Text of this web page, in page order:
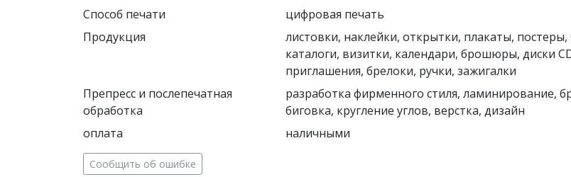
Способ печати
цифровая печать
Продукция
листовки, наклейки, открытки, плакаты, постеры,
каталоги, визитки, календари, брошюры, диски
приглашения, брелоки, ручки, зажигалки
Препресс и послепечатная
обработка
разработка фирменного стиля, ламинирование,
биговка, кругление углов, верстка, дизайн
оплата
наличными
Сообщить об ошибке